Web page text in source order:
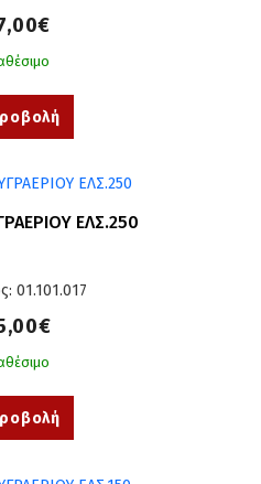
ΕΛΣ.250
01.101.017